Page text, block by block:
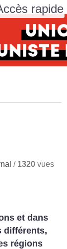
/ 1320 vues
et dans
différents,
régions
rapide